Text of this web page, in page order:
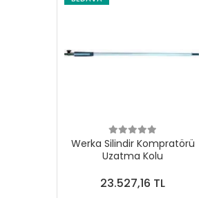
Werka Silindir Kompratörü
Uzatma Kolu
23.527,16 TL